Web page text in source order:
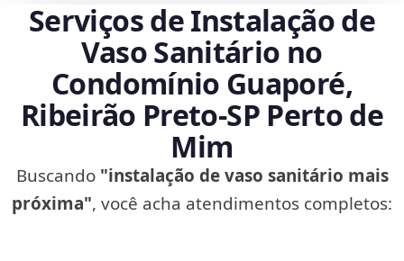
Serviços de Instalação de
Vaso Sanitário no
Condomínio Guaporé,
Ribeirão Preto‑SP Perto de
Mim
Buscando "instalação de vaso sanitário mais
próxima", você acha atendimentos completos: